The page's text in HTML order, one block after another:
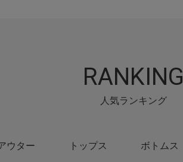
RANKING
人気ランキング
ウター トップス ボトムス